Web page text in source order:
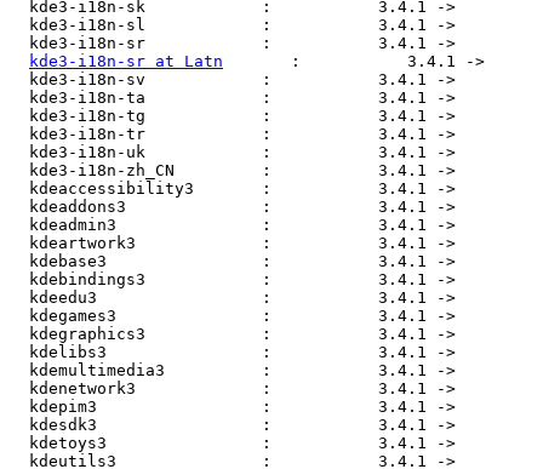
kde3-i18n-sk            :           3.4.1 ->
kde3-i18n-sl            :           3.4.1 ->
kde3-i18n-sr            :           3.4.1 ->
kde3-i18n-sr at Latn
:           3.4.1 ->
kde3-i18n-sv            :           3.4.1 ->
kde3-i18n-ta            :           3.4.1 ->
kde3-i18n-tg            :           3.4.1 ->
kde3-i18n-tr            :           3.4.1 ->
kde3-i18n-uk            :           3.4.1 ->
kde3-i18n-zh_CN         :           3.4.1 ->
kdeaccessibility3       :           3.4.1 ->
kdeaddons3              :           3.4.1 ->
kdeadmin3               :           3.4.1 ->
kdeartwork3             :           3.4.1 ->
kdebase3                :           3.4.1 ->
kdebindings3            :           3.4.1 ->
kdeedu3                 :           3.4.1 ->
kdegames3               :           3.4.1 ->
kdegraphics3            :           3.4.1 ->
kdelibs3                :           3.4.1 ->
kdemultimedia3          :           3.4.1 ->
kdenetwork3             :           3.4.1 ->
kdepim3                 :           3.4.1 ->
kdesdk3                 :           3.4.1 ->
kdetoys3                :           3.4.1 ->
kdeutils3               :           3.4.1 ->